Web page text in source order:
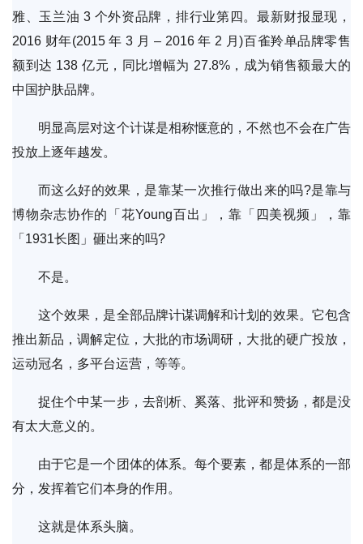
雅、玉兰油 3 个外资品牌，排行业第四。最新财报显现，
2016 财年(2015 年 3 月 – 2016 年 2 月)百雀羚单品牌零售
额到达 138 亿元，同比增幅为 27.8%，成为销售额最大的
中国护肤品牌。
明显高层对这个计谋是相称惬意的，不然也不会在广告
投放上逐年越发。
而这么好的效果，是靠某一次推行做出来的吗?是靠与
博物杂志协作的「花Young百出」，靠「四美视频」，靠
「1931长图」砸出来的吗?
不是。
这个效果，是全部品牌计谋调解和计划的效果。它包含
推出新品，调解定位，大批的市场调研，大批的硬广投放，
运动冠名，多平台运营，等等。
捉住个中某一步，去剖析、奚落、批评和赞扬，都是没
有太大意义的。
由于它是一个团体的体系。每个要素，都是体系的一部
分，发挥着它们本身的作用。
这就是体系头脑。